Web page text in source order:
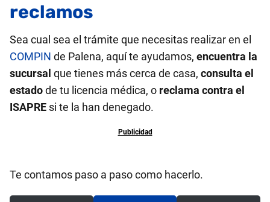
reclamos
Sea cual sea el trámite que necesitas realizar en el
COMPIN de Palena, aquí te ayudamos, encuentra la
sucursal que tienes más cerca de casa, consulta el
estadode tu licencia médica, o reclama contra el
ISAPRE si te la han denegado.
Te contamos paso a paso como hacerlo.